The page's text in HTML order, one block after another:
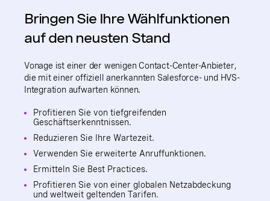
Bringen Sie Ihre Wählfunktionen
auf den neusten Stand
Vonage ist einer der wenigen Contact-Center-Anbieter,
die mit einer offiziell anerkannten Salesforce- und HVS-
Integration aufwarten können.
Profitieren Sie von tiefgreifenden
Geschäftserkenntnissen.
Reduzieren Sie Ihre Wartezeit.
Verwenden Sie erweiterte Anruffunktionen.
Ermitteln Sie Best Practices.
Profitieren Sie von einer globalen Netzabdeckung
und weltweit geltenden Tarifen.